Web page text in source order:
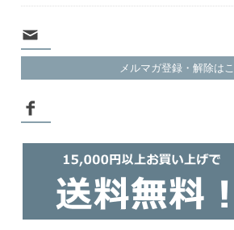
メルマガ登録・解除は